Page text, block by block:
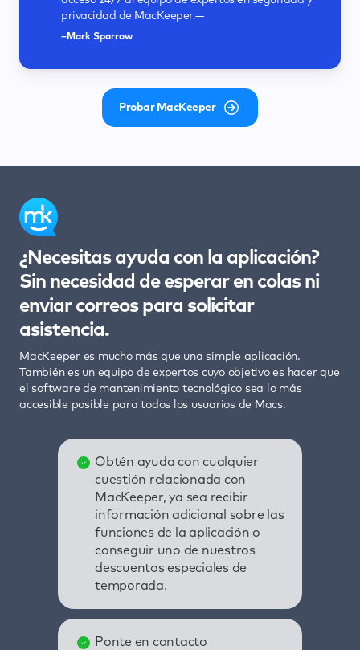
privacidad de MacKeeper.—
–Mark Sparrow
–Neil J Rubenking
–Keith Martin
recuperar espacio, que es más de lo que haría
cualquier software antivirus estándar.—
—
–Chyelle Dvorak
Probar MacKeeper
¿Necesitas ayuda con la aplicación?
Sin necesidad de esperar en colas ni
enviar correos para solicitar
asistencia.
MacKeeper es mucho más que una simple aplicación.
También es un equipo de expertos cuyo objetivo es hacer que
el software de mantenimiento tecnológico sea lo más
accesible posible para todos los usuarios de Macs.
Obtén ayuda con cualquier
cuestión relacionada con
MacKeeper, ya sea recibir
información adicional sobre las
funciones de la aplicación o
conseguir uno de nuestros
descuentos especiales de
temporada.
Ponte en contacto